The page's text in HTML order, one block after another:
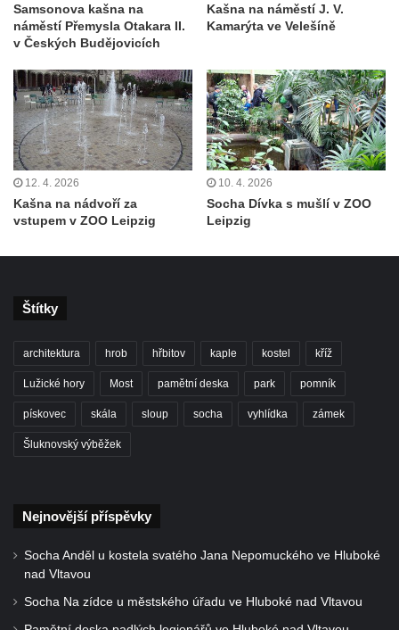
Jezírko s vodotryskem v Zámeckém parku v
Litvínově
Kašna „Hlavy“ před Magistrátem v Teplicích
Kašna na náměstí Tomáše Garrigue
Masaryka ve Vejprtech
Fontána před kolonádou Rudolfova a
Zpívající fontána v Mariánských Lázních
Kašna se sochou Voda u Palackého ulice v
akademika Heyrovského v Chomutově
Kašna na domě Stallburg v Kyselce
Fontána poblíž kruhového objezdu v České
Kamenici
Samsonova kašna na
náměstí Přemysla Otakara II.
v Českých Budějovicích
Kašna na náměstí J. V.
Kamarýta ve Velešíně
12. 4. 2026
Kašna na nádvoří za
vstupem v ZOO Leipzig
10. 4. 2026
Socha Dívka s mušlí v ZOO
Leipzig
Štítky
architektura hrob hřbitov kaple kostel kříž
Lužické hory Most pamětní deska park pomník
pískovec skála sloup socha vyhlídka zámek
Šluknovský výběžek
Nejnovější příspěvky
Socha Anděl u kostela svatého Jana Nepomuckého ve Hluboké
nad Vltavou
Socha Na zídce u městského úřadu ve Hluboké nad Vltavou